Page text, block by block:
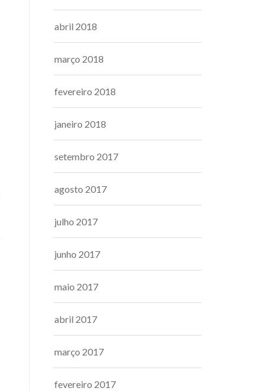
abril 2018
março 2018
fevereiro 2018
janeiro 2018
setembro 2017
agosto 2017
julho 2017
junho 2017
maio 2017
abril 2017
março 2017
fevereiro 2017